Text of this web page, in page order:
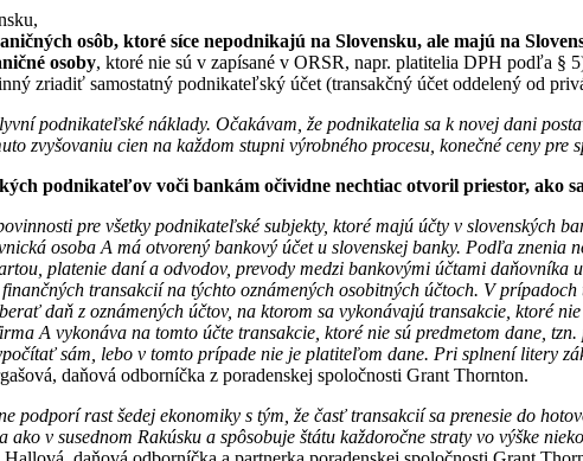
osôb, ktoré síce nepodnikajú na Slovensku, ale majú na
osoby, ktoré nie sú v zapísané v ORSR, napr. platitelia DPH podľa §
zriadiť samostatný podnikateľský účet (transakčný účet oddelený od
podnikateľské náklady. Očakávam, že podnikatelia sa k novej dani
zvyšovaniu cien na každom stupni výrobného procesu, konečné ceny pre
podnikateľov voči bankám očividne nechtiac otvoril priestor, ako
pre všetky podnikateľské subjekty, ktoré majú účty v slovenských
osoba A má otvorený bankový účet u slovenskej banky. Podľa
platenie daní a odvodov, prevody medzi bankovými účtami
transakcií na týchto oznámených osobitných účtoch. V
daň z oznámených účtov, na ktorom sa vykonávajú transakcie, ktoré
A vykonáva na tomto účte transakcie, ktoré nie sú predmetom dane,
sám, lebo v tomto prípade nie je platiteľom dane. Pri splnení litery
daňová odborníčka z poradenskej spoločnosti Grant Thornton.
podporí rast šedej ekonomiky s tým, že časť transakcií sa prenesie do
ako v susednom Rakúsku a spôsobuje štátu každoročne straty vo výške